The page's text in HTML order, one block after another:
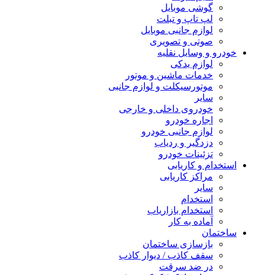
گوشی موبایل
لپ تاپ و تبلت
لوازم جانبی موبایل
صوتی و تصویری
خودرو و وسایل نقلیه
لوازم یدکی
خدمات ماشین و موتور
موتورسیکلت و لوازم جانبی
سایر
خودروی داخلی و خارجی
اجاره خودرو
لوازم جانبی خودرو
دزدگیر و ردیاب
تزئینات خودرو
استخدام و کاریابی
مراکز کاریابی
سایر
استخدام
استخدام بازاریاب
آماده به کار
ساختمان
بازسازی ساختمان
سقف کاذب / دیوار کاذب
در ضد سرقت